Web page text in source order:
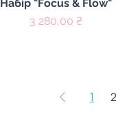
Набір "Focus & Flow"
Цена
3 280,00 ₴
1 2